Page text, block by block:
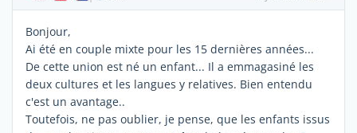
Bonjour,
Ai été en couple mixte pour les 15 dernières années...
De cette union est né un enfant... Il a emmagasiné les
deux cultures et les langues y relatives. Bien entendu
c'est un avantage..
Toutefois, ne pas oublier, je pense, que les enfants issus